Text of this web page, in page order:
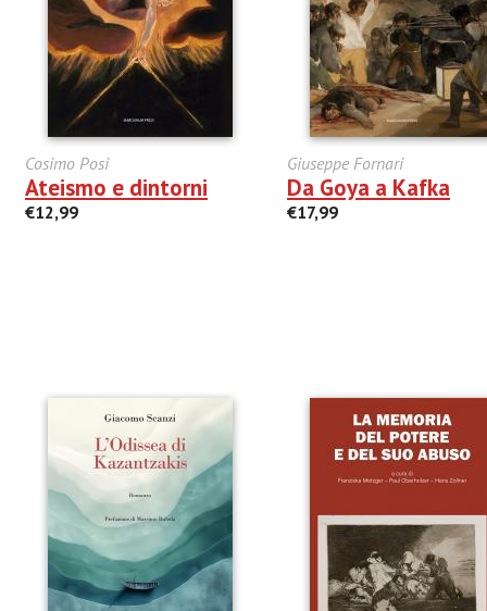
Cosimo Posi
Ateismo e dintorni
€12,99
Giuseppe Fornari
Da Goya a Kafka
€17,99